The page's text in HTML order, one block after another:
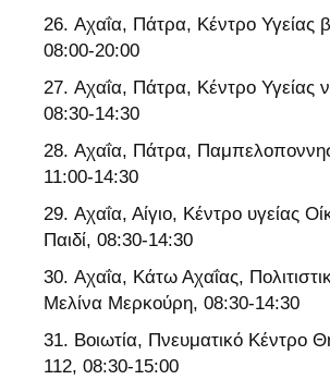
Αχαΐα, Πάτρα, Κέντρο Υγείας
08:00-20:00
Αχαΐα, Πάτρα, Κέντρο Υγείας
08:30-14:30
Αχαΐα, Πάτρα,
11:00-14:30
Αχαΐα, Αίγιο, Κέντρο υγείας
Παιδί, 08:30-14:30
Αχαΐα, Κάτω Αχαΐας,
Μελίνα Μερκούρη, 08:30-14:30
Βοιωτία, Πνευματικό Κέντρο
112, 08:30-15:00